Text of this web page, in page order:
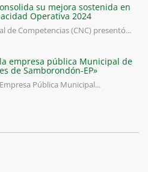
su mejora sostenida en
Operativa 2024
de Competencias (CNC) presentó...
empresa pública Municipal de
de Samborondón-EP»
Pública Municipal...